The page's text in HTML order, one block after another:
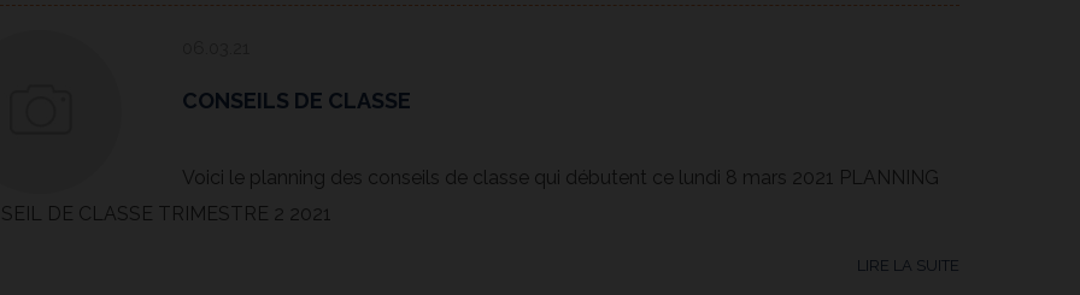
CONSEILS DE CLASSE
Voici le planning des conseils de classe qui débutent ce lundi 8 mars 2021 PLANNING
DE CLASSE TRIMESTRE 2 2021
LIRE LA SUITE